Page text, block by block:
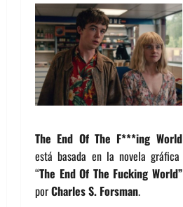
The End Of The F***ing World
está basada en la novela gráfica
“The End Of The Fucking World”
porCharles S. Forsman.